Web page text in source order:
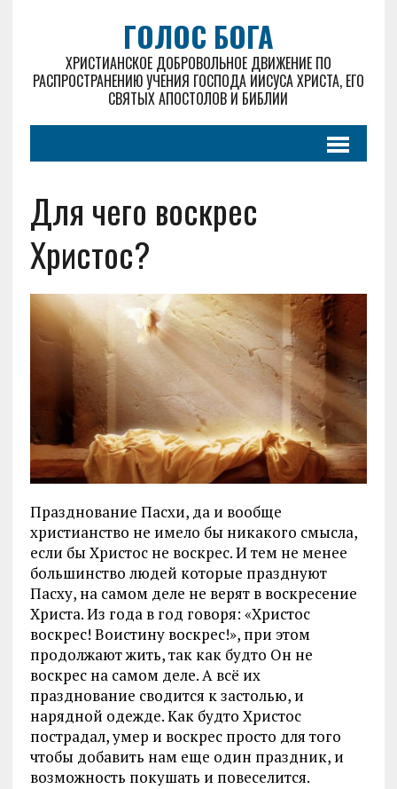
ГОЛОС БОГА
ХРИСТИАНСКОЕ ДОБРОВОЛЬНОЕ ДВИЖЕНИЕ ПО
РАСПРОСТРАНЕНИЮ УЧЕНИЯ ГОСПОДА ИИСУСА ХРИСТА, ЕГО
СВЯТЫХ АПОСТОЛОВ И БИБЛИИ
Для чего воскрес
Христос?
Празднование Пасхи, да и вообще
христианство не имело бы никакого смысла,
если бы Христос не воскрес. И тем не менее
большинство людей которые празднуют
Пасху, на самом деле не верят в воскресение
Христа. Из года в год говоря: «Христос
воскрес! Воистину воскрес!», при этом
продолжают жить, так как будто Он не
воскрес на самом деле. А всё их
празднование сводится к застолью, и
нарядной одежде. Как будто Христос
пострадал, умер и воскрес просто для того
чтобы добавить нам еще один праздник, и
возможность покушать и повеселится.